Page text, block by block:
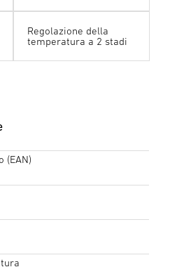
Regolazione della
temperatura a 2 stadi
(EAN)